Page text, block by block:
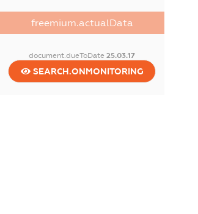
freemium.actualData
document.dueToDate25.03.17
SEARCH.ONMONITORING